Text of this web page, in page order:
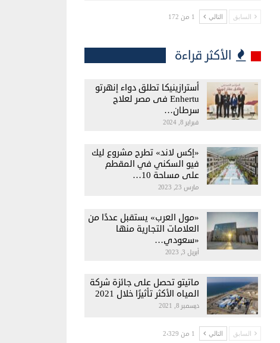
السابق التالي 1 من 172
الأكثر قراءة
أسترازينيكا تطلق دواء إنهرتو
Enhertu فى مصر لعلاج
سرطان…
فبراير 8, 2024
«إكس لاند» تطرح مشروع ليك
فيو السكني في المقطم
على مساحة 10…
مارس 23, 2023
«مول العرب» يستقبل عددًا من
العلامات التجارية منها
«سعودي…
أبريل 3, 2023
ماتيتو تحصل على جائزة شركة
المياه الأكثر تأثيرًا خلال 2021
ديسمبر 8, 2021
السابق التالي 1 من 2٬329